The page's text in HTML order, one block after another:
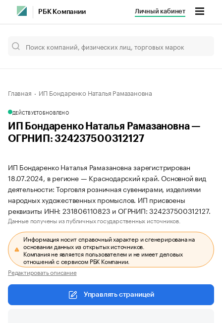
РБК Компании Личный кабинет
Главная ИП Бондаренко Наталья Рамазановна
ДЕЙСТВУЕТОБНОВЛЕНО
ИП Бондаренко Наталья Рамазановна —
ОГРНИП: 324237500312127
ИП Бондаренко Наталья Рамазановна зарегистрирован
18.07.2024, в регионе — Краснодарский край. Основной вид
деятельности: Торговля розничная сувенирами, изделиями
народных художественных промыслов. ИП присвоены
реквизиты ИНН: 231806110823 и ОГРНИП: 324237500312127.
Данные получены из публичных государственных источников.
Информация носит справочный характер и сгенерирована на
основании данных из открытых источников.
Компания не является пользователем и не имеет деловых
отношений с сервисом РБК Компании.
Редактировать описание
Управлять страницей